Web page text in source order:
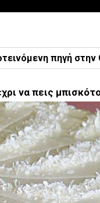
πηγή στην
να πεις